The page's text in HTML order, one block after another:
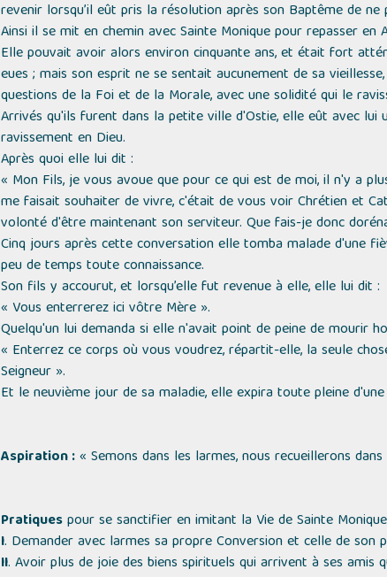
revenir lorsqu’il eût pris la résolution après son Baptême de
Ainsi il se mit en chemin avec Sainte Monique pour repasser en
Elle pouvait avoir alors environ cinquante ans, et était fort
eues ; mais son esprit ne se sentait aucunement de sa
questions de la Foi et de la Morale, avec une solidité qui le
Arrivés qu'ils furent dans la petite ville d'Ostie, elle eût avec
ravissement en Dieu.
Après quoi elle lui dit :
« Mon Fils, je vous avoue que pour ce qui est de moi, il n'y a
me faisait souhaiter de vivre, c'était de vous voir Chrétien et
volonté d'être maintenant son serviteur. Que fais-je donc
Cinq jours après cette conversation elle tomba malade d'une
peu de temps toute connaissance.
Son fils y accourut, et lorsqu’elle fut revenue à elle, elle lui dit :
« Vous enterrerez ici vôtre Mère ».
Quelqu'un lui demanda si elle n'avait point de peine de mourir
« Enterrez ce corps où vous voudrez, répartit-elle, la seule
Seigneur ».
Et le neuvième jour de sa maladie, elle expira toute pleine
Aspiration :« Semons dans les larmes, nous recueillerons
Pratiquespour se sanctifier en imitant la Vie de Sainte
I. Demander avec larmes sa propre Conversion et celle de son
II. Avoir plus de joie des biens spirituels qui arrivent à ses amis